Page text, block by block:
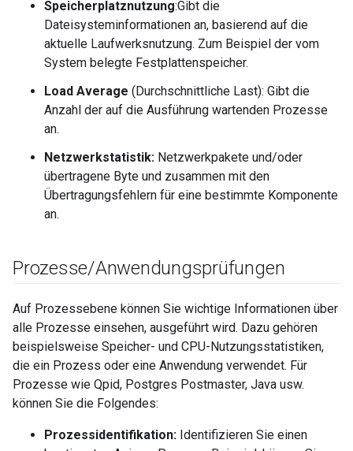
Speicherplatznutzung:Gibt die
Dateisysteminformationen an, basierend auf die
aktuelle Laufwerksnutzung. Zum Beispiel der vom
System belegte Festplattenspeicher.
Load Average (Durchschnittliche Last): Gibt die
Anzahl der auf die Ausführung wartenden Prozesse
an.
Netzwerkstatistik: Netzwerkpakete und/oder
übertragene Byte und zusammen mit den
Übertragungsfehlern für eine bestimmte Komponente
an.
Prozesse/Anwendungsprüfungen
Auf Prozessebene können Sie wichtige Informationen über
alle Prozesse einsehen, ausgeführt wird. Dazu gehören
beispielsweise Speicher- und CPU-Nutzungsstatistiken,
die ein Prozess oder eine Anwendung verwendet. Für
Prozesse wie Qpid, Postgres Postmaster, Java usw.
können Sie die Folgendes:
Prozessidentifikation: Identifizieren Sie einen